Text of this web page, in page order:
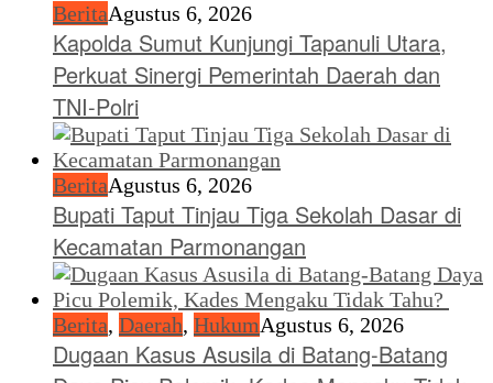
BeritaAgustus 6, 2026
Kapolda Sumut Kunjungi Tapanuli Utara,
Perkuat Sinergi Pemerintah Daerah dan
TNI-Polri
BeritaAgustus 6, 2026
Bupati Taput Tinjau Tiga Sekolah Dasar di
Kecamatan Parmonangan
Berita, Daerah, HukumAgustus 6, 2026
Dugaan Kasus Asusila di Batang-Batang